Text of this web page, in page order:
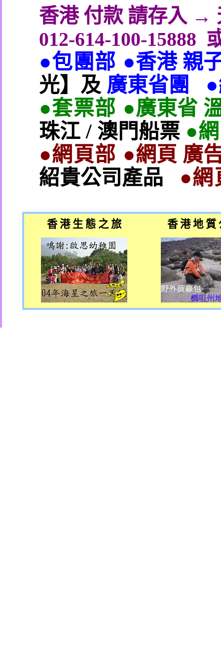
香港 付款 請存入 →
012-614-100-15888
●包團部 ●香港 親
光】及 廣東省團
●套票部 ●廣東省
珠江/ 澳門船票 ●
●網頁部 ●網頁 廣
紹貴公司產品
●網
香 港 生 態 之 旅 香 港 地 質